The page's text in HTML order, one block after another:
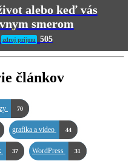
alebo keď vás
smerom
zdroj príjmu 505
článkov
70
grafika a video 44
37 WordPress 31